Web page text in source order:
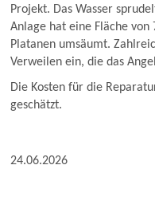
Projekt. Das Wasser
Anlage hat eine Fläche
Platanen umsäumt.
Verweilen ein, die das
Die Kosten für die
geschätzt.
24.06.2026